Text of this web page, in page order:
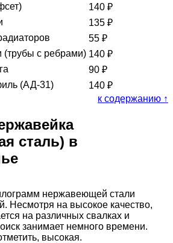
140 ₽
135 ₽
55 ₽
с ребрами) 140 ₽
90 ₽
(АД-31)
140 ₽
к содержанию ↑
сталь) в
нержавеющей стали
Несмотря на высокое качество,
на различных свалках и
занимает немного времени.
высокая.